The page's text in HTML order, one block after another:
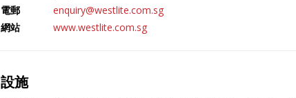
電郵
enquiry@westlite.com.sg
網站
www.westlite.com.sg
設施